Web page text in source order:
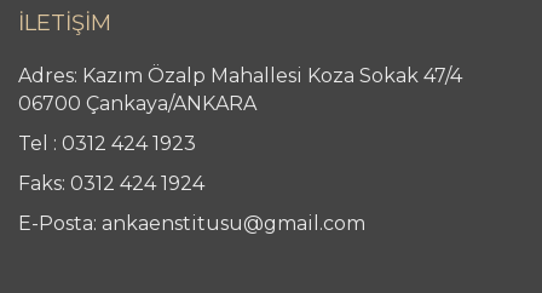
İLETİŞİM
Adres: Kazım Özalp Mahallesi Koza Sokak 47/4
06700 Çankaya/ANKARA
Tel : 0312 424 1923
Faks: 0312 424 1924
E-Posta: ankaenstitusu@gmail.com